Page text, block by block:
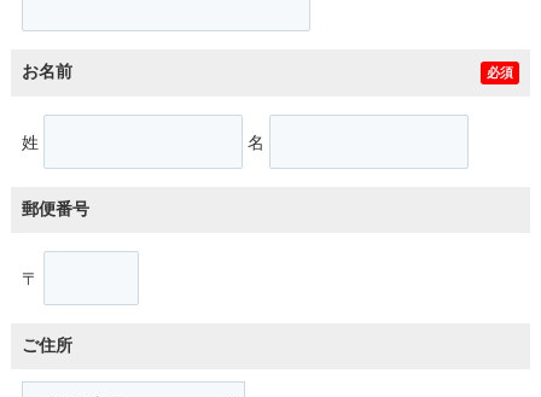
お名前 必須
姓 名
郵便番号
〒
ご住所